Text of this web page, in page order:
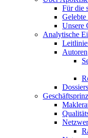
Für die
Unsere
Analytische
Autoren